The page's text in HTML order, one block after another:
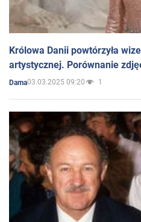
Królowa Danii powtórzyła
artystycznej. Porównanie
Dama03.03.2025 09:20 1